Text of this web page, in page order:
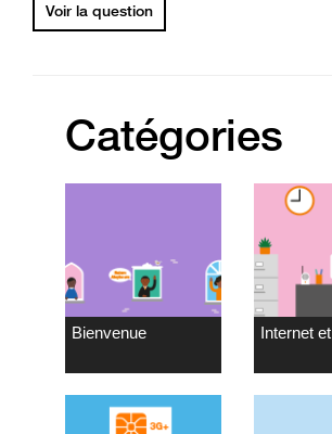
Voir la question
Catégories
Bienvenue Internet